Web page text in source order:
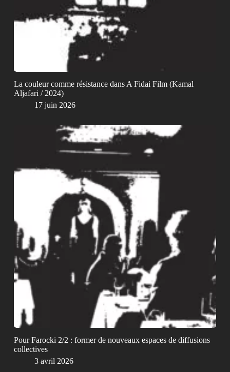
La couleur comme résistance dans A Fidai Film (Kamal
Aljafari / 2024)
17 juin 2026
Pour Farocki 2/2 : former de nouveaux espaces de diffusions
collectives
3 avril 2026